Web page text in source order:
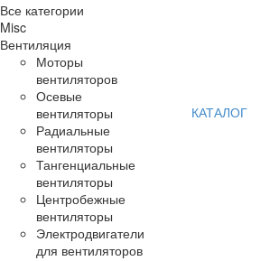
Все категории
Misc
Вентиляция
Моторы
вентиляторов
Осевые
вентиляторы
Радиальные
вентиляторы
Тангенциальные
вентиляторы
Центробежные
вентиляторы
Электродвигатели
для вентиляторов
КАТАЛОГ